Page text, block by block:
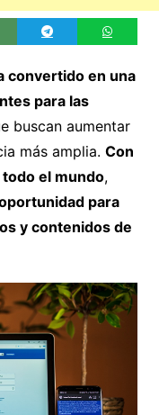
convertido en una
para las
buscan aumentar
más amplia. Con
el mundo,
para
y contenidos de